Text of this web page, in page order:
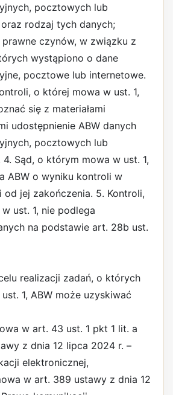
pocztowych lub
rodzaj tych danych;
czynów, w związku z
wystąpiono o dane
pocztowe lub internetowe.
o której mowa w ust. 1,
się z materiałami
udostępnienie ABW danych
pocztowych lub
Sąd, o którym mowa w ust. 1,
ABW o wyniku kontroli w
od jej zakończenia. 5. Kontroli,
ust. 1, nie podlega
na podstawie art. 28b ust.
realizacji zadań, o których
1, ABW może uzyskiwać
w art. 43 ust. 1 pkt 1 lit. a
z dnia 12 lipca 2024 r. –
elektronicznej,
w art. 389 ustawy z dnia 12